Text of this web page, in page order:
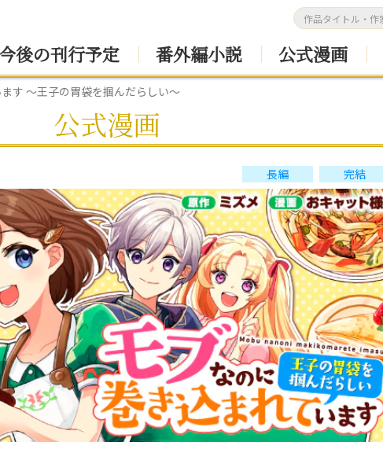
後の刊行予定 番外編小説 公式漫画
す ～王子の胃袋を掴んだらしい～
公式漫画
長編 完結